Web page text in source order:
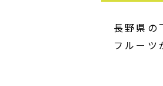
長野県の
フルー